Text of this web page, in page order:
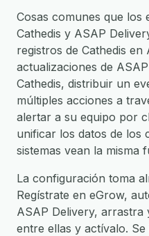
Cosas comunes que los
Cathedis y ASAP
registros de Cathedis
actualizaciones de
Cathedis, distribuir un
múltiples acciones a
alertar a su equipo por
unificar los datos de los
sistemas vean la misma
La configuración toma
Regístrate en eGrow,
ASAP Delivery,
entre ellas y actívalo.